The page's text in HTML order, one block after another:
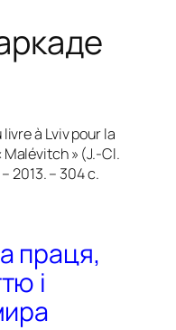
à Lviv pour la
» (J.-Cl.
2013. – 304 с.
праця,
і